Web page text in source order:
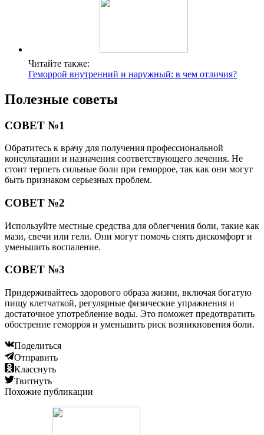
Читайте также:
Геморрой внутренний и наружный: в чем отличия?
Полезные советы
СОВЕТ №1
Обратитесь к врачу для получения профессиональной
консультации и назначения соответствующего лечения. Не
стоит терпеть сильные боли при геморрое, так как они могут
быть признаком серьезных проблем.
СОВЕТ №2
Используйте местные средства для облегчения боли, такие как
мази, свечи или гели. Они могут помочь снять дискомфорт и
уменьшить воспаление.
СОВЕТ №3
Придерживайтесь здорового образа жизни, включая богатую
пищу клетчаткой, регулярные физические упражнения и
достаточное употребление воды. Это поможет предотвратить
обострение геморроя и уменьшить риск возникновения боли.
Поделиться
Отправить
Класснуть
Твитнуть
Похожие публикации